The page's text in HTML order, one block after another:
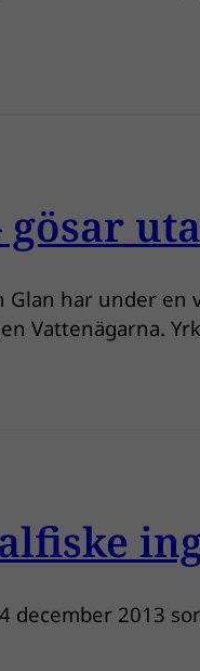
gösar
Glan har under
Vattenägarna.
december 2013